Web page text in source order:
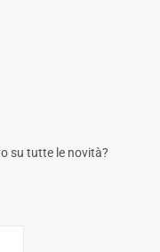
su tutte le novità?